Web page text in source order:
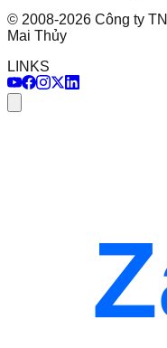
© 2008-2026 Công ty
Mai Thủy
LINKS